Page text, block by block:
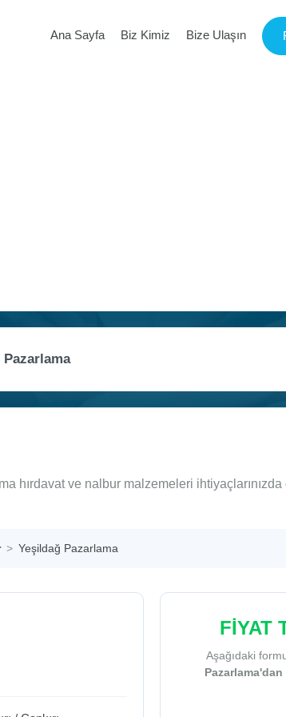
Ana Sayfa Biz Kimiz Bize Ulaşın
hırdavat ve nalbur malzemeleri
Yeşildağ Pazarlama
FİYAT
Aşağıdaki
Pazarlama'dan